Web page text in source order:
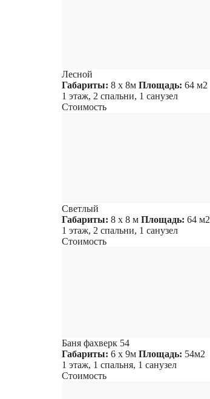
Лесной
Габариты: 8 х 8м Площадь: 64 м2
1 этаж, 2 спальни, 1 санузел
Стоимость
Светлый
Габариты: 8 х 8 м Площадь: 64 м2
1 этаж, 2 спальни, 1 санузел
Стоимость
Баня фахверк 54
Габариты: 6 х 9м Площадь: 54м2
1 этаж, 1 спальня, 1 санузел
Стоимость